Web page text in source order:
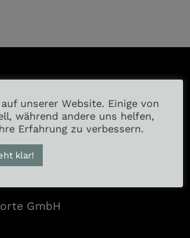
GmbH
unserer Website. Einige von
während andere uns helfen,
Erfahrung zu verbessern.
klar!